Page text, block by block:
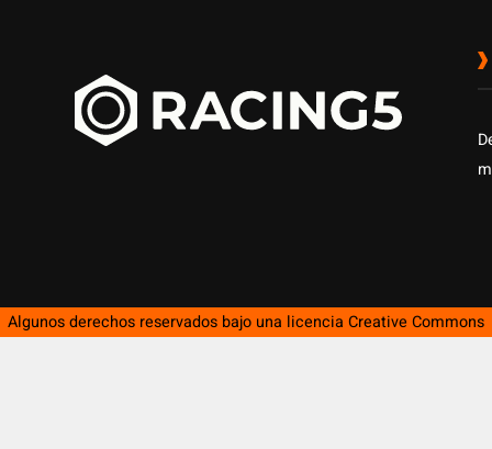
Algunos derechos reservados bajo una licencia Creative Commons